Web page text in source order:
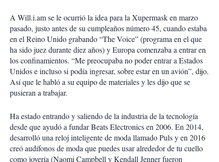
A Will.i.am se le ocurrió la idea para la Xupermask en marzo
pasado, justo antes de su cumpleaños número 45, cuando estaba
en el Reino Unido grabando “The Voice” (programa en el que
ha sido juez durante diez años) y Europa comenzaba a entrar en
los confinamientos. “Me preocupaba no poder entrar a Estados
Unidos e incluso si podía ingresar, sobre estar en un avión”, dijo.
Así que le habló a su equipo de materiales y les dijo que se
pusieran a trabajar.
Ha estado entrando y saliendo de la industria de la tecnología
desde que ayudó a fundar Beats Electronics en 2006. En 2014,
desarrolló una reloj inteligente de moda llamado Puls y en 2016
creó audífonos de moda que puedes usar alrededor de tu cuello
como joyería (Naomi Campbell y Kendall Jenner fueron